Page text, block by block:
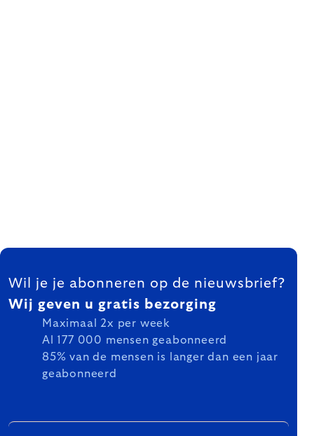
FOOTER
Wil je je abonneren op de nieuwsbrief?
Wij geven u gratis bezorging
Maximaal 2x per week
Al 177 000 mensen geabonneerd
85% van de mensen is langer dan een jaar
geabonneerd